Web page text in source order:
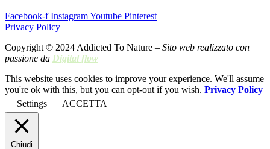
Facebook-f InstagramYoutube Pinterest
Privacy Policy
Copyright © 2024 Addicted To Nature – Sito web realizzato con
passione da Digital flow
This website uses cookies to improve your experience. We'll assume
you're ok with this, but you can opt-out if you wish. Privacy Policy
Settings
ACCETTA
Chiudi